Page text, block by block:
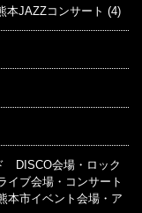
JAZZコンサート (4)
DISCO会場・ロック
イブ会場・コンサート
本市イベント会場・ア